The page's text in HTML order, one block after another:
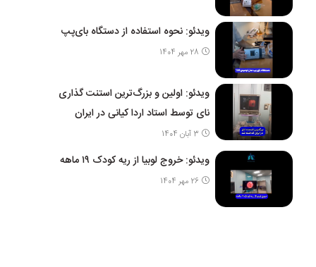
ویدئو: نحوه استفاده از دستگاه بای‌پپ
28 مهر 1404
ویدئو: اولین و بزرگ‌ترین استنت گذاری
نای توسط استاد اردا کیانی در ایران
3 آبان 1404
ویدئو: خروج لوبیا از ریه کودک ۱۹ ماهه
26 مهر 1404